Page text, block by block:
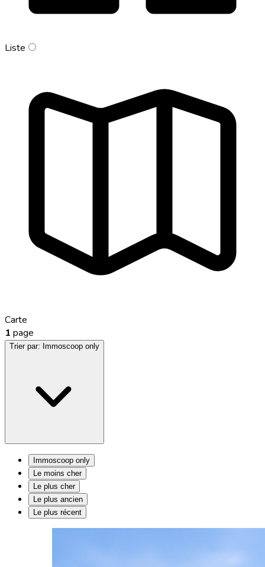
Liste
Carte
1 page
Trier par: Immoscoop only
Immoscoop only
Le moins cher
Le plus cher
Le plus ancien
Le plus récent